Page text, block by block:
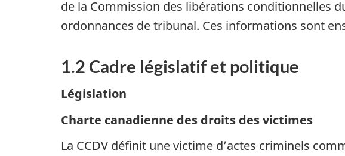
de la Commission des libérations conditionnelles
ordonnances de tribunal. Ces informations sont
1.2 Cadre législatif et politique
Législation
Charte canadienne des droits des victimes
La CCDV définit une victime d’actes criminels